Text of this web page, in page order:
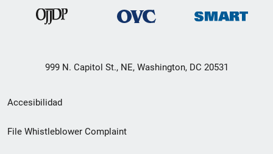
999 N. Capitol St., NE, Washington, DC 20531
Menú
de
Accesibilidad
File Whistleblower Complaint